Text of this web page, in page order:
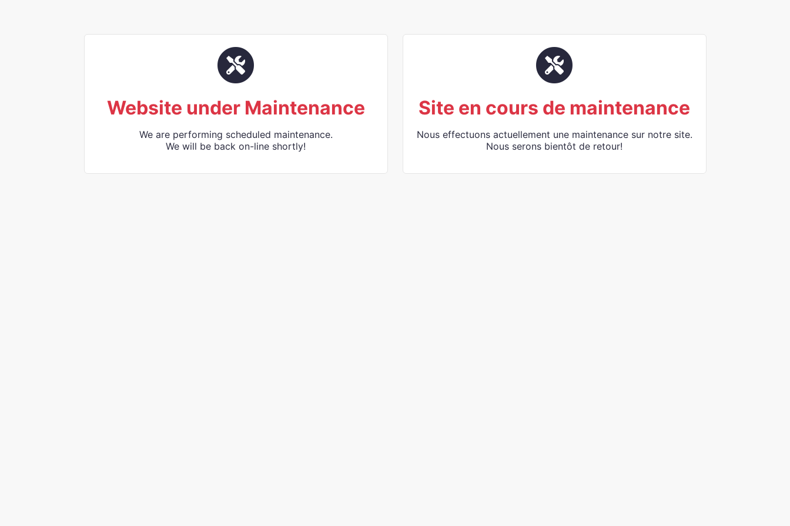
Website under Maintenance
We are performing scheduled maintenance.
We will be back on-line shortly!
Site en cours de maintenance
Nous effectuons actuellement une maintenance sur notre site.
Nous serons bientôt de retour!